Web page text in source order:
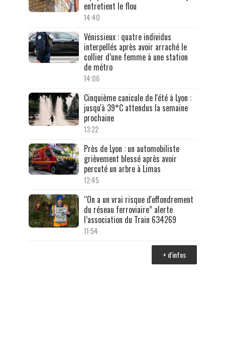
entretient le flou
14:40
Vénissieux : quatre individus
interpellés après avoir arraché le
collier d’une femme à une station
de métro
14:06
Cinquième canicule de l'été à Lyon :
jusqu'à 39°C attendus la semaine
prochaine
13:22
Près de Lyon : un automobiliste
grièvement blessé après avoir
percuté un arbre à Limas
12:45
“On a un vrai risque d'effondrement
du réseau ferroviaire” alerte
l’association du Train 634269
11:54
+ d'infos